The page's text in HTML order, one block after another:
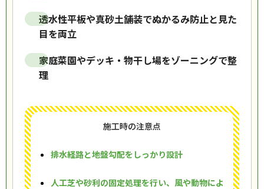
透水性平板や真砂土舗装でぬかるみ防止と見た
目を両立
家庭菜園やデッキ・物干し場をゾーニングで整
理
施工時の注意点
排水経路と地盤勾配をしっかり設計
人工芝や砂利の固定処理を行い、風や動物によ